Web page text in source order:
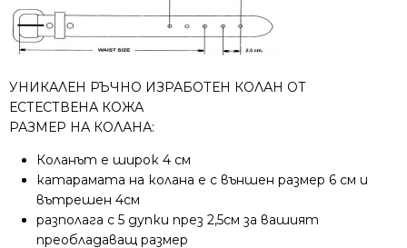
УНИКАЛЕН РЪЧНО ИЗРАБОТЕН КОЛАН ОТ
ЕСТЕСТВЕНА КОЖА
РАЗМЕР НА КОЛАНА:
Коланът е широк 4 см
катарамата на колана е с външен размер 6 см и
вътрешен 4см
разполага с 5 дупки през 2,5см за вашият
преобладаващ размер